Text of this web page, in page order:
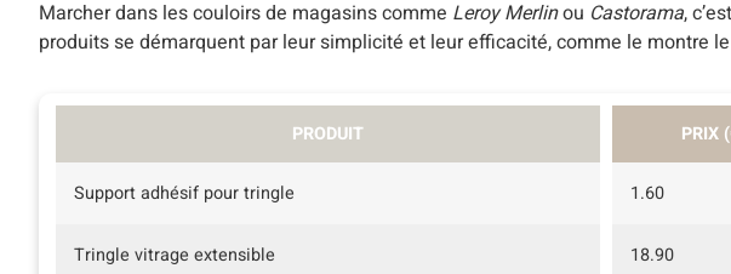
Marcher dans les couloirs de magasins comme Leroy Merlinou Castorama,
produits se démarquent par leur simplicité et leur efficacité, comme le montre
PRODUIT PRIX
Support adhésif pour tringle 1.60
Tringle vitrage extensible 18.90